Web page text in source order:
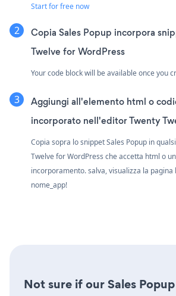
Start for free now
Copia Sales Popup incorpora
Twelve for WordPress
Your code block will be available once you
Aggiungi all'elemento html o
incorporato nell'editor Twenty
Copia sopra lo snippet Sales Popup in
Twelve for WordPress che accetta html o
incorporamento. salva, visualizza la
nome_app!
Not sure if our Sales